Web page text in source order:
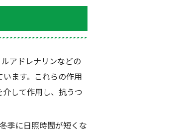
アドレナリンなどの
ます。これらの作用
して作用し、抗うつ
季に日照時間が短くな